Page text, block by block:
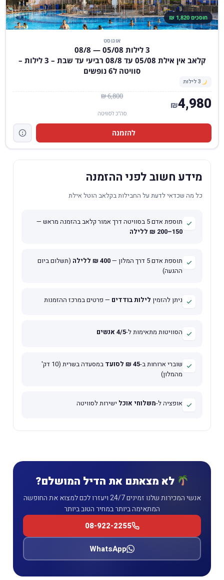
חוסכים 1,820 ₪
אוגוסט
3 לילות 05/08 — 08/8
קלאב אין אילת 05/08 עד 08/8 רביעי עד שבת – 3 לילות –
סוויטה ל6 נופשים
3 לילות
6,800 ₪ 4,980
₪
סה"כ לסוויטה
להזמנה
מידע חשוב לפני ההזמנה
כל מה שכדאי לדעת על החבילות בקלאב הוטל אילת
תוספת אדם 5 בסוויטה דרך אמור קלאב בהזמנה מראש —
150–200 ₪ ללילה
תוספת אדם 5 דרך המלון — 400 ₪ ללילה
(תשלום ביום
ההגעה)
ניתן להזמין לילות בודדים — פרטים במרכז ההזמנות
הסוויטות מתאימות ל-4/5 אנשים
שוברי ארוחות ב-45 ₪ לסועד
במסעדה בשרית (10 דק'
מהמלון)
אופציה ל-משלוחי אוכל ישירות לסוויטה
לא מצאתם את הדיל המושלם?
אנשי המכירות שלנו זמינים 24/7 ויעזרו לכם למצוא את החופשה
המתאימה ביותר במחיר הטוב ביותר
08-922-2255
WhatsApp